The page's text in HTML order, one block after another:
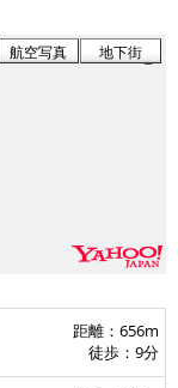
航空写真 地下街
距離：656m
徒歩：9分